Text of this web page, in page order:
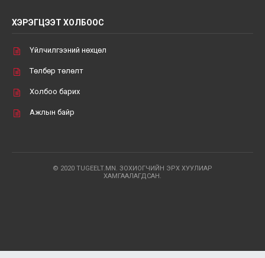
ХЭРЭГЦЭЭТ ХОЛБООС
Үйлчилгээний нөхцөл
Төлбөр төлөлт
Холбоо барих
Ажлын байр
© 2020 TUGEELT.MN. ЗОХИОГЧИЙН ЭРХ ХУУЛИАР
ХАМГААЛАГДСАН.